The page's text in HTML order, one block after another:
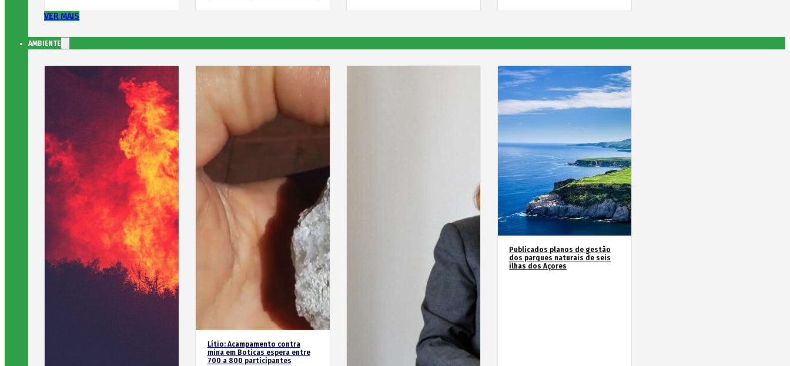
VER MAIS
AMBIENTE
Lítio: Acampamento contra
mina em Boticas espera entre
700 a 800 participantes
Publicados planos de gestão
dos parques naturais de seis
ilhas dos Açores